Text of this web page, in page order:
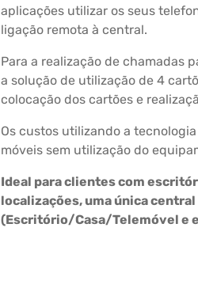
aplicações utilizar os seus
ligação remota à central.
Para a realização de chamadas
a solução de utilização de 4
colocação dos cartões e
Os custos utilizando a
móveis sem utilização do
Ideal para clientes com
localizações, uma única
(Escritório/Casa/Telemóvel e